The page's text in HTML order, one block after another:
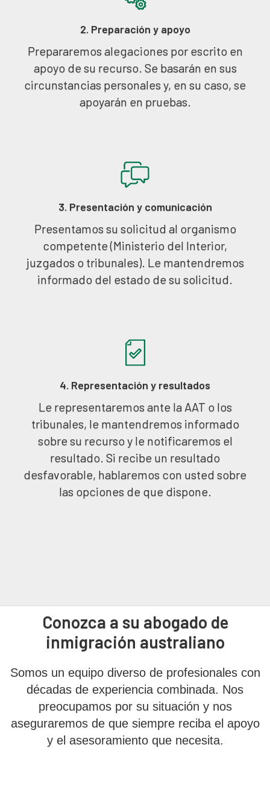
2. Preparación y apoyo
Prepararemos alegaciones por escrito en
apoyo de su recurso. Se basarán en sus
circunstancias personales y, en su caso, se
apoyarán en pruebas.
3. Presentación y comunicación
Presentamos su solicitud al organismo
competente (Ministerio del Interior,
juzgados o tribunales). Le mantendremos
informado del estado de su solicitud.
4. Representación y resultados
Le representaremos ante la AAT o los
tribunales, le mantendremos informado
sobre su recurso y le notificaremos el
resultado. Si recibe un resultado
desfavorable, hablaremos con usted sobre
las opciones de que dispone.
Conozca a su abogado de
inmigración australiano
Somos un equipo diverso de profesionales con
décadas de experiencia combinada. Nos
preocupamos por su situación y nos
aseguraremos de que siempre reciba el apoyo
y el asesoramiento que necesita.